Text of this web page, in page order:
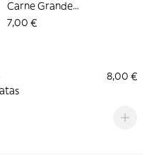
Carne Grande
Individual
7,00 €
8,00 €